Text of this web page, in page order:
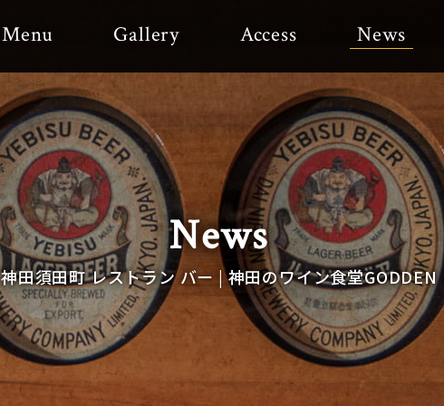
Menu Gallery Access News
神田須田町 レストラン バー | 神田のワイン食堂GODDEN
News